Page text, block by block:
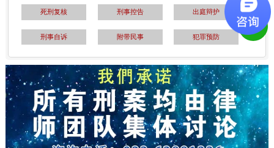
死刑复核 刑事控告 出庭辩护
刑事自诉 附带民事 犯罪预防